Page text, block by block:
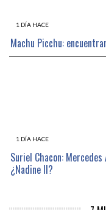
1 DÍA HACE
Machu Picchu:
1 DÍA HACE
Suriel Chacon:
¿Nadine II?